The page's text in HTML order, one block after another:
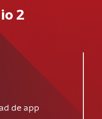
2
de app